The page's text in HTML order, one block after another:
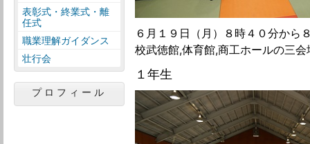
６月１９日（月）８時４０分から
校武徳館,体育館,商工ホールの三
１年生
表彰式・終業式・離
任式
職業理解ガイダンス
壮行会
プロフィール